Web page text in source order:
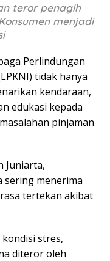
teror penagih
menjadi
Perlindungan
tidak hanya
kendaraan,
edukasi kepada
pinjaman
Juniarta,
sering menerima
tertekan akibat
stres,
diteror oleh